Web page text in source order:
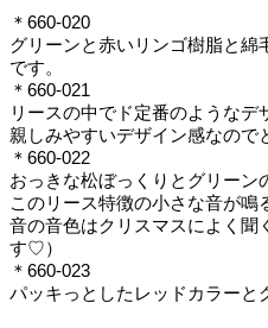
＊660-020
グリーンと赤いリンゴ樹脂と綿
です。
＊660-021
リースの中でド定番のようなデ
親しみやすいデザイン感なので
＊660-022
おっきな松ぼっくりとグリーン
このリース特徴の小さな音が鳴
音の音色はクリスマスによく聞
す♡）
＊660-023
パッキっとしたレッドカラーと